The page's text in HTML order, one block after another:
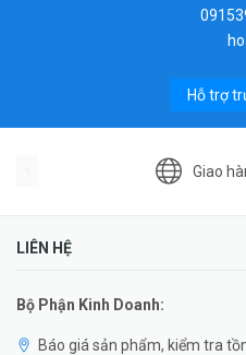
Hỗ trợ
Giao
LIÊN HỆ
Bộ Phận Kinh Doanh:
Báo giá sản phẩm, kiểm tra